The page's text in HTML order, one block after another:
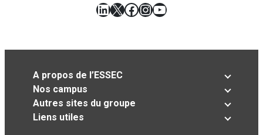
LinkedIn
X Facebook
Instagram
YouTube
A propos de l’ESSEC
Nos campus
Autres sites du groupe
Liens utiles